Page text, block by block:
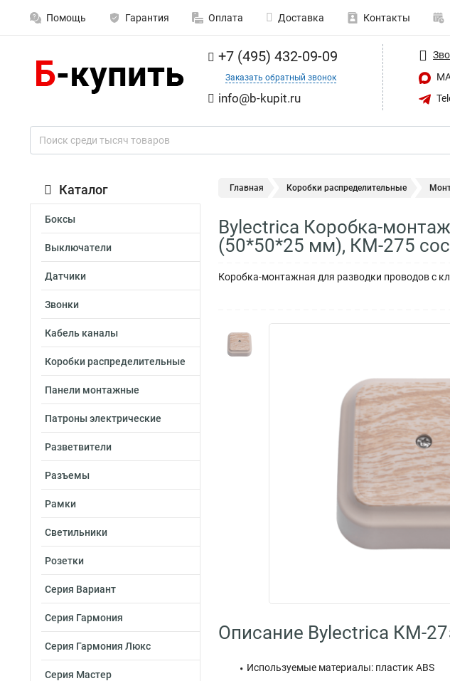
Помощь Гарантия Оплата Доставка Контакты
+7 (495) 432-09-09
Заказать обратный звонок
info@b-kupit.ru
Каталог
Боксы
Выключатели
Датчики
Звонки
Кабель каналы
Коробки распределительные
Панели монтажные
Патроны электрические
Разветвители
Разъемы
Рамки
Светильники
Розетки
Серия Вариант
Серия Гармония
Серия Гармония Люкс
Серия Мастер
Главная Коробки распределительные
Bylectrica Коробка-
(50*50*25 мм), КМ-275
Коробка-монтажная для разводки проводов с
Описание Bylectrica КМ-
Используемые материалы: пластик ABS